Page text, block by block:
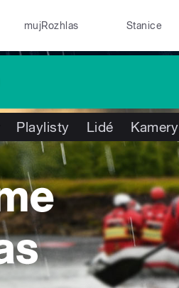
mujRozhlas Stanice
Playlisty Lidé Kamery